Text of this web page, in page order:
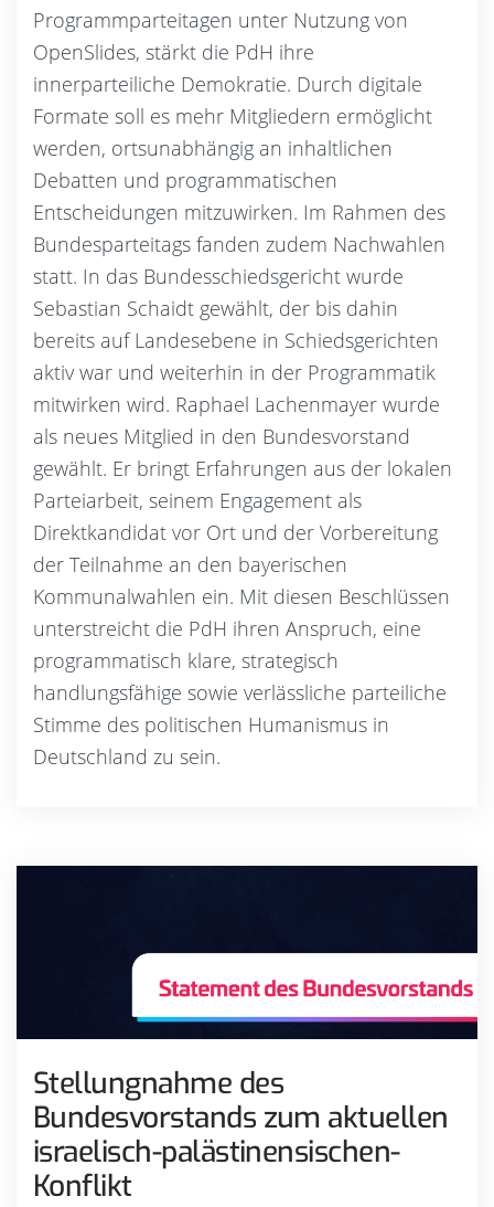
Programmparteitagen unter Nutzung von
OpenSlides, stärkt die PdH ihre
innerparteiliche Demokratie. Durch digitale
Formate soll es mehr Mitgliedern ermöglicht
werden, ortsunabhängig an inhaltlichen
Debatten und programmatischen
Entscheidungen mitzuwirken. Im Rahmen des
Bundesparteitags fanden zudem Nachwahlen
statt. In das Bundesschiedsgericht wurde
Sebastian Schaidt gewählt, der bis dahin
bereits auf Landesebene in Schiedsgerichten
aktiv war und weiterhin in der Programmatik
mitwirken wird. Raphael Lachenmayer wurde
als neues Mitglied in den Bundesvorstand
gewählt. Er bringt Erfahrungen aus der lokalen
Parteiarbeit, seinem Engagement als
Direktkandidat vor Ort und der Vorbereitung
der Teilnahme an den bayerischen
Kommunalwahlen ein. Mit diesen Beschlüssen
unterstreicht die PdH ihren Anspruch, eine
programmatisch klare, strategisch
handlungsfähige sowie verlässliche parteiliche
Stimme des politischen Humanismus in
Deutschland zu sein.
Stellungnahme des
Bundesvorstands zum aktuellen
israelisch-palästinensischen-
Konflikt